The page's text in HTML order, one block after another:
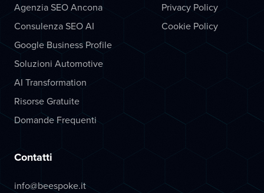
Agenzia SEO Ancona
Consulenza SEO AI
Google Business Profile
Soluzioni Automotive
AI Transformation
Risorse Gratuite
Domande Frequenti
Privacy Policy
Cookie Policy
Contatti
info@beespoke.it